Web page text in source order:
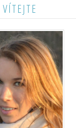
VÍTEJTE